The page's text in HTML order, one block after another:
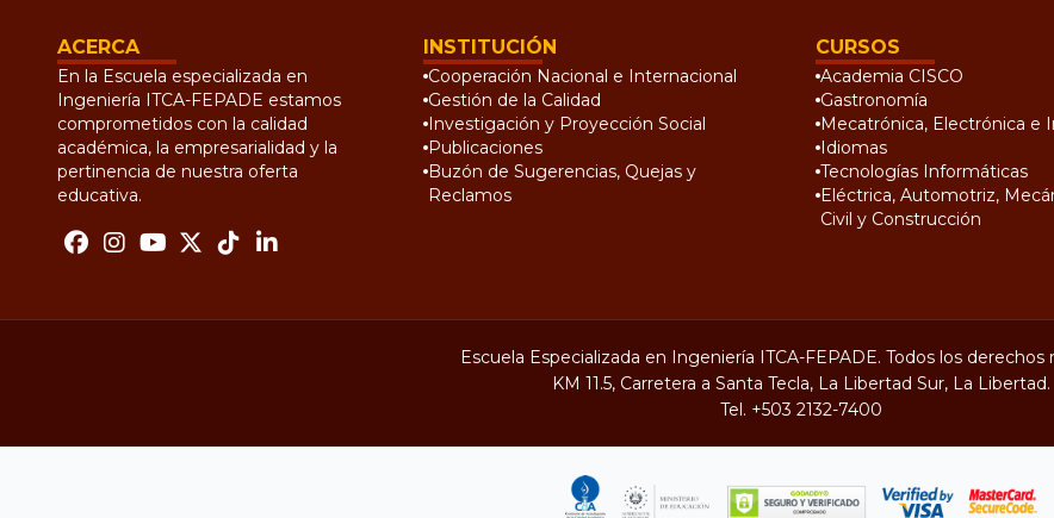
ACERCA
En la Escuela especializada en
Ingeniería ITCA-FEPADE estamos
comprometidos con la calidad
académica, la empresarialidad y la
pertinencia de nuestra oferta
educativa.
INSTITUCIÓN
Cooperación Nacional e Internacional
Gestión de la Calidad
Investigación y Proyección Social
Publicaciones
Buzón de Sugerencias, Quejas y
Reclamos
CURSOS
Academia CISCO
Gastronomía
Mecatrónica, Electrónica e
Idiomas
Tecnologías Informáticas
Eléctrica, Automotriz,
Civil y Construcción
Escuela Especializada en Ingeniería ITCA-FEPADE. Todos los derechos
KM 11.5, Carretera a Santa Tecla, La Libertad Sur, La Libertad.
Tel. +503 2132-7400